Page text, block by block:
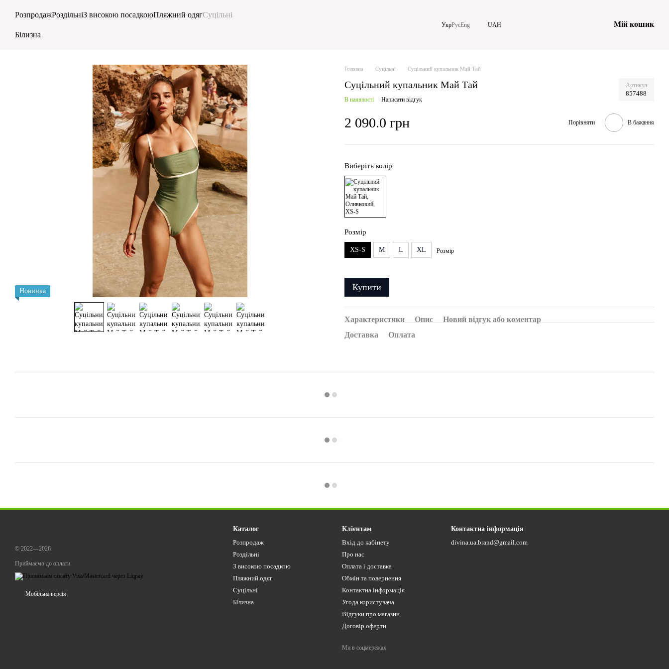
РозпродажРоздільніЗ високою посадкоюПляжний одягСуцільні
Білизна
УкрРусEng UAH Мій кошик
Новинка
Головна Суцільні Суцільний купальник Май Тай
Суцільний купальник Май Тай Артикул
857488
В наявності Написати відгук
2 090.0 грн Порівняти В бажання
Виберіть колір
Розмір
XS-S M L XL Розмір
Купити
Характеристики Опис
Новий відгук або коментар
Доставка
Оплата
© 2022—2026
Приймаємо до оплати
Мобільна версія
Каталог
Розпродаж
Роздільні
З високою посадкою
Пляжний одяг
Суцільні
Білизна
Клієнтам
Вхід до кабінету
Про нас
Оплата і доставка
Обмін та повернення
Контактна інформація
Угода користувача
Відгуки про магазин
Договір оферти
Ми в соцмережах
Контактна інформація
divina.ua.brand@gmail.com